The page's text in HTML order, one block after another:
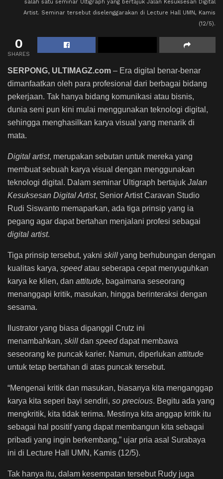
salah satu seminar Ultigraph yang bertajuk Jalan Kesuksesan Digital
Artist. Seminar tersebut diselenggarakan di Lecture Hall UMN, Kamis
(12/5).
0
SHARES
SERPONG, ULTIMAGZ.com – Era digital benar-benar
dimanfaatkan oleh para profesional dari berbagai bidang
pekerjaan. Tak hanya bidang komunikasi atau bisnis,
dunia seni pun kini mulai menggunakan teknologi digital,
sehingga menghasilkan karya visual yang menarik di
mata.
Digital artist, merupakan sebutan untuk mereka yang
membuat sebuah karya visual dengan menggunakan
teknologi digital. Dalam seminar Ultigraph bertajuk Jalan
Kesuksesan Digital Artist, Senior Artist Caravan Studio
Rudi Siswanto memaparkan, ada tiga prinsip yang ia
pegang agar dapat bertahan menjalani profesi sebagai
digital artist.
Tiga prinsip tersebut, yakni skill yang berhubungan dengan
kualitas karya, speed atau seberapa cepat menyuguhkan
karya ke klien, dan attitude, bagaimana seseorang
menanggapi kritik, masukan, hingga berinteraksi dengan
sesama.
Ilustrator yang biasa dipanggil Crutz ini
menambahkan, skill dan speed dapat membawa
seseorang ke puncak karier. Namun, diperlukan attitude
untuk tetap bertahan di atas puncak tersebut.
“Mengenai kritik dan masukan, biasanya kita menganggap
karya kita seperi bayi sendiri, so precious. Begitu ada yang
mengkritik, kita tidak terima. Mestinya kita anggap kritik itu
sebagai hal positif yang dapat membangun kita sebagai
pribadi yang ingin berkembang,” ujar pria asal Surabaya
ini di Lecture Hall UMN, Kamis (12/5).
Tak hanya itu, dalam kesempatan tersebut Rudy juga